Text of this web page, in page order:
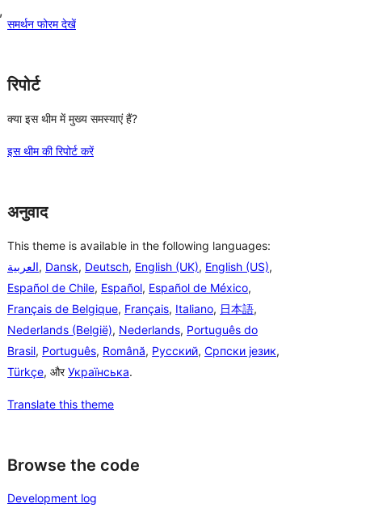
समर्थन फोरम देखें
रिपोर्ट
क्या इस थीम में मुख्य समस्याएं हैं?
इस थीम की रिपोर्ट करें
अनुवाद
This theme is available in the following languages:
العربية, Dansk, Deutsch, English (UK), English (US),
Español de Chile, Español, Español de México,
Français de Belgique, Français, Italiano, 日本語,
Nederlands (België), Nederlands, Português do
Brasil, Português, Română, Русский, Српски језик,
Türkçe, औरУкраїнська.
Translate this theme
Browse the code
Development log